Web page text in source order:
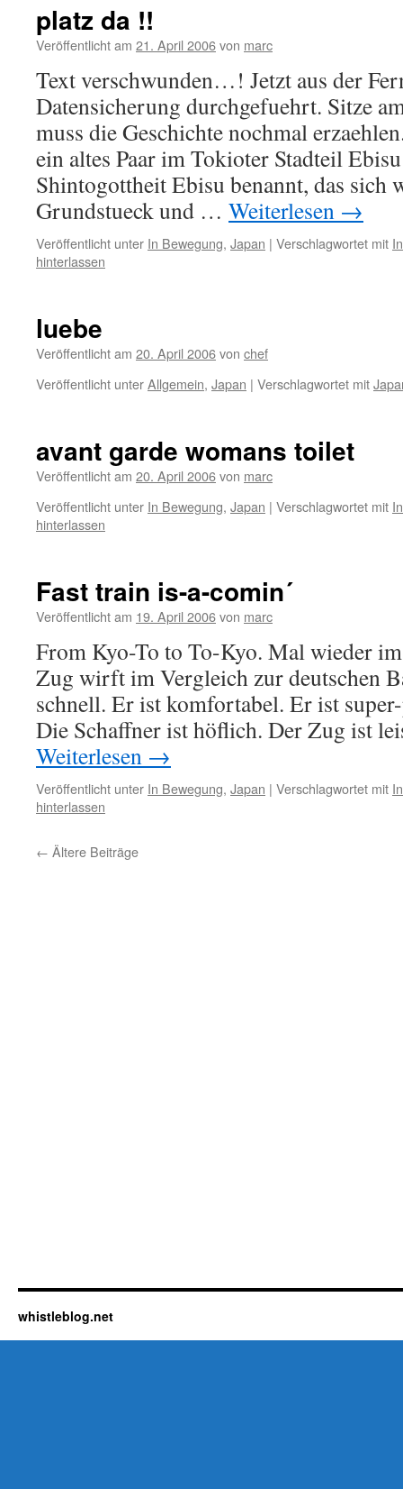
platz da !!
Veröffentlicht am 21. April 2006von marc
Text verschwunden…! Jetzt aus der
Datensicherung durchgefuehrt. Sitze
muss die Geschichte nochmal
ein altes Paar im Tokioter Stadteil
Shintogottheit Ebisu benannt, das sich
Grundstueck und … Weiterlesen →
Veröffentlicht unter In Bewegung, Japan | Verschlagwortet mit
hinterlassen
luebe
Veröffentlicht am 20. April 2006von chef
Veröffentlicht unterAllgemein, Japan | Verschlagwortet mit
avant garde womans toilet
Veröffentlicht am 20. April 2006von marc
Veröffentlicht unter In Bewegung, Japan | Verschlagwortet mit
hinterlassen
Fast train is-a-comin´
Veröffentlicht am 19. April 2006von marc
From Kyo-To to To-Kyo. Mal wieder
Zug wirft im Vergleich zur deutschen
schnell. Er ist komfortabel. Er ist
Die Schaffner ist höflich. Der Zug ist
Weiterlesen →
Veröffentlicht unter In Bewegung, Japan | Verschlagwortet mit
hinterlassen
← Ältere Beiträge
whistleblog.net